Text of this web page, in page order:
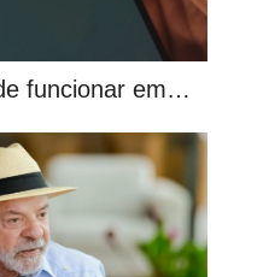
funcionar em…